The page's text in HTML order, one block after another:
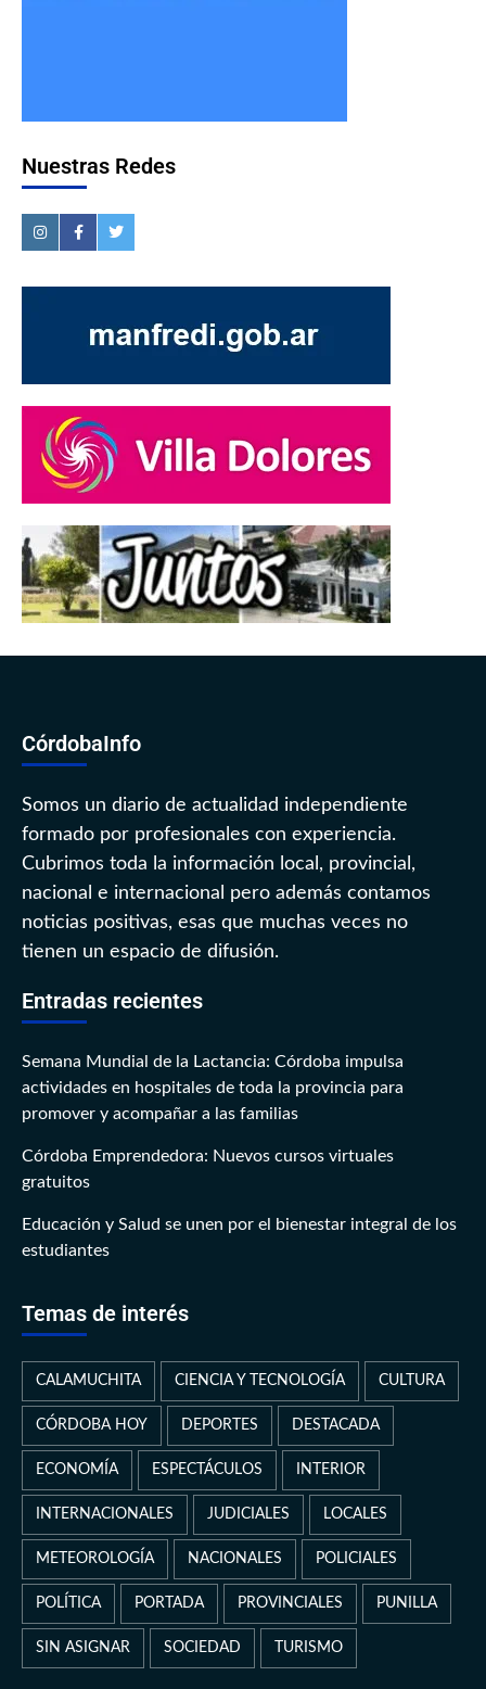
Nuestras Redes
CórdobaInfo
Somos un diario de actualidad independiente
formado por profesionales con experiencia.
Cubrimos toda la información local, provincial,
nacional e internacional pero además contamos
noticias positivas, esas que muchas veces no
tienen un espacio de difusión.
Entradas recientes
Semana Mundial de la Lactancia: Córdoba impulsa
actividades en hospitales de toda la provincia para
promover y acompañar a las familias
Córdoba Emprendedora: Nuevos cursos virtuales
gratuitos
Educación y Salud se unen por el bienestar integral de los
estudiantes
Temas de interés
CALAMUCHITA CIENCIA Y TECNOLOGÍA CULTURA
CÓRDOBA HOY DEPORTES DESTACADA
ECONOMÍA ESPECTÁCULOS INTERIOR
INTERNACIONALES JUDICIALES LOCALES
METEOROLOGÍA NACIONALES POLICIALES
POLÍTICA PORTADA PROVINCIALES PUNILLA
SIN ASIGNAR SOCIEDAD TURISMO